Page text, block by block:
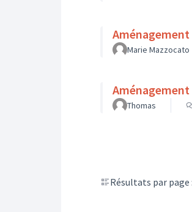
Marie Mazzocato
Thomas
Résultats par page :